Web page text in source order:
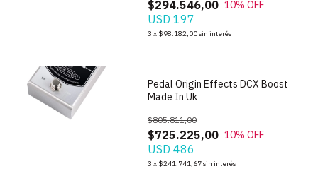
$294.546,00 10% OFF
USD 197
3 x $98.182,00sin interés
Pedal Origin Effects DCX Boost
Made In Uk
$725.225,00
$805.811,00
10% OFF
USD 486
3 x $241.741,67sin interés